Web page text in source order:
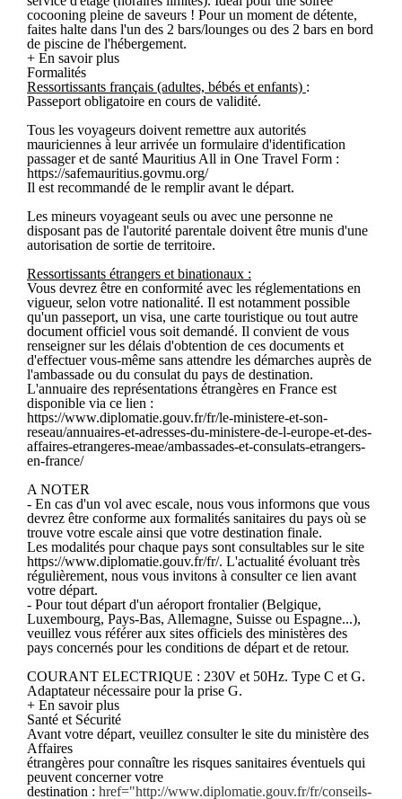
cocooning pleine de saveurs ! Pour un moment de détente,
faites halte dans l'un des 2 bars/lounges ou des 2 bars en bord
de piscine de l'hébergement.
+ En savoir plus
Formalités
Ressortissants français (adultes, bébés et enfants) :
Passeport obligatoire en cours de validité.
Tous les voyageurs doivent remettre aux autorités
mauriciennes à leur arrivée un formulaire d'identification
passager et de santé Mauritius All in One Travel Form :
https://safemauritius.govmu.org/
Il est recommandé de le remplir avant le départ.
Les mineurs voyageant seuls ou avec une personne ne
disposant pas de l'autorité parentale doivent être munis d'une
autorisation de sortie de territoire.
Ressortissants étrangers et binationaux :
Vous devrez être en conformité avec les réglementations en
vigueur, selon votre nationalité. Il est notamment possible
qu'un passeport, un visa, une carte touristique ou tout autre
document officiel vous soit demandé. Il convient de vous
renseigner sur les délais d'obtention de ces documents et
d'effectuer vous-même sans attendre les démarches auprès de
l'ambassade ou du consulat du pays de destination.
L'annuaire des représentations étrangères en France est
disponible via ce lien :
https://www.diplomatie.gouv.fr/fr/le-ministere-et-son-
reseau/annuaires-et-adresses-du-ministere-de-l-europe-et-des-
affaires-etrangeres-meae/ambassades-et-consulats-etrangers-
en-france/
A NOTER
- En cas d'un vol avec escale, nous vous informons que vous
devrez être conforme aux formalités sanitaires du pays où se
trouve votre escale ainsi que votre destination finale.
Les modalités pour chaque pays sont consultables sur le site
https://www.diplomatie.gouv.fr/fr/. L'actualité évoluant très
régulièrement, nous vous invitons à consulter ce lien avant
votre départ.
- Pour tout départ d'un aéroport frontalier (Belgique,
Luxembourg, Pays-Bas, Allemagne, Suisse ou Espagne...),
veuillez vous référer aux sites officiels des ministères des
pays concernés pour les conditions de départ et de retour.
COURANT ELECTRIQUE : 230V et 50Hz. Type C et G.
Adaptateur nécessaire pour la prise G.
+ En savoir plus
Santé et Sécurité
Avant votre départ, veuillez consulter le site du ministère des
Affaires
étrangères pour connaître les risques sanitaires éventuels qui
peuvent concerner votre
destination : href="http://www.diplomatie.gouv.fr/fr/conseils-